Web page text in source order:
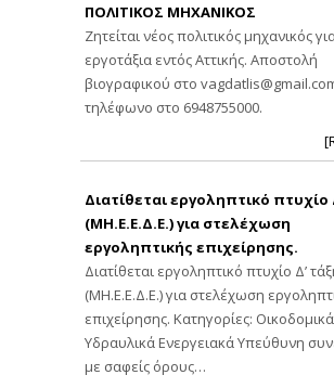
ΠΟΛΙΤΙΚΟΣ ΜΗΧΑΝΙΚΟΣ
Ζητείται νέος πολιτικός μηχανικός
εργοτάξια εντός Αττικής. Αποστολή
βιογραφικού στο
τηλέφωνο στο 6948755000.
Διατίθεται εργοληπτικό πτυχίο
(ΜΗ.Ε.Ε.Δ.Ε.) για στελέχωση
εργοληπτικής επιχείρησης.
Διατίθεται εργοληπτικό πτυχίο Δ’
(ΜΗ.Ε.Ε.Δ.Ε.) για στελέχωση
επιχείρησης. Κατηγορίες:
Υδραυλικά Ενεργειακά Υπεύθυνη
με σαφείς όρους…